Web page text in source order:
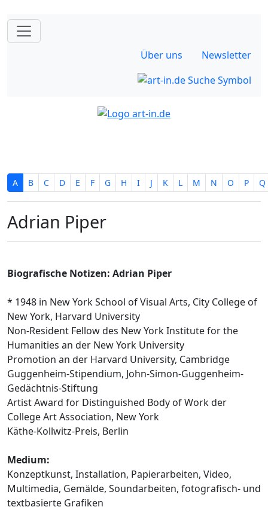
Über uns Newsletter
A B C D E F G H I J K L M N O P Q
Adrian Piper
Biografische Notizen: Adrian Piper
* 1948 in New York School of Visual Arts, City College of
New York, Harvard University
Non-Resident Fellow des New York Institute for the
Humanities an der New York University
Promotion an der Harvard University, Cambridge
Guggenheim-Stipendium, John-Simon-Guggenheim-
Gedächtnis-Stiftung
Artist Award for Distinguished Body of Work der
College Art Association, New York
Käthe-Kollwitz-Preis, Berlin
Medium:
Konzeptkunst, Installation, Papierarbeiten, Video,
Multimedia, Gemälde, Soundarbeiten, fotografisch- und
textbasierte Grafiken